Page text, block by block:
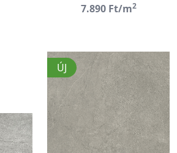
7.890 Ft/m2
ÚJ